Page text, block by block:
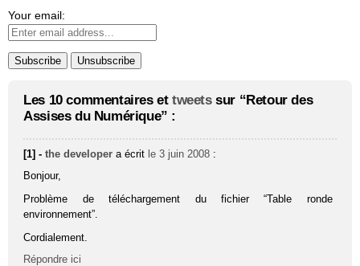
Your email:
Les 10 commentaires et tweetssur “Retour des
Assises du Numérique” :
[1] -the developer a écrit le 3 juin 2008 :
Bonjour,
Problème de téléchargement du fichier “Table ronde
environnement”.
Cordialement.
Répondre ici